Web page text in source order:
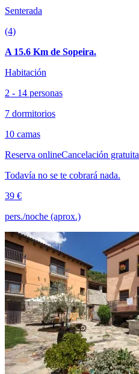
Senterada
(4)
A 15.6 Km de Sopeira.
Habitación
2 - 14 personas
7 dormitorios
10 camas
Reserva onlineCancelación gratuita
Todavía no se te cobrará nada.
39 €
pers./noche (aprox.)